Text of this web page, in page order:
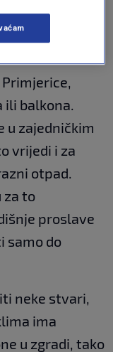
balkona.
u zajedničkim
vrijedi i za
otpad.
za to
proslave
samo do
neke stvari,
ima
u zgradi, tako